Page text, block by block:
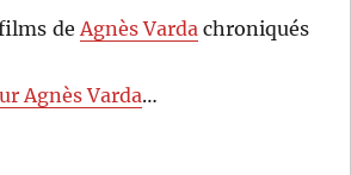
de Agnès Varda chroniqués
Agnès Varda…